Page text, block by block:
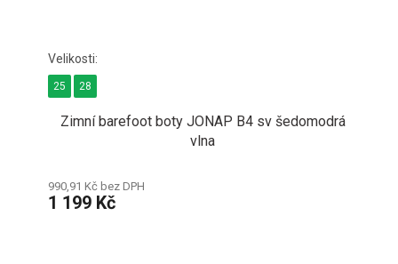
Zimní barefoot boty JONAP B4 sv šedomodrá
vlna
990,91 Kč bez DPH
1 199 Kč
25 28